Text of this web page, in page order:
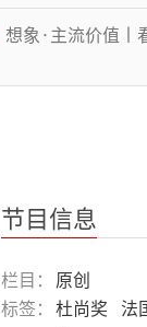
想象·主流价值丨
代艺术的碰撞
风景画展丨穿越大
节目信息
栏目：
原创
标签：
杜尚奖 法